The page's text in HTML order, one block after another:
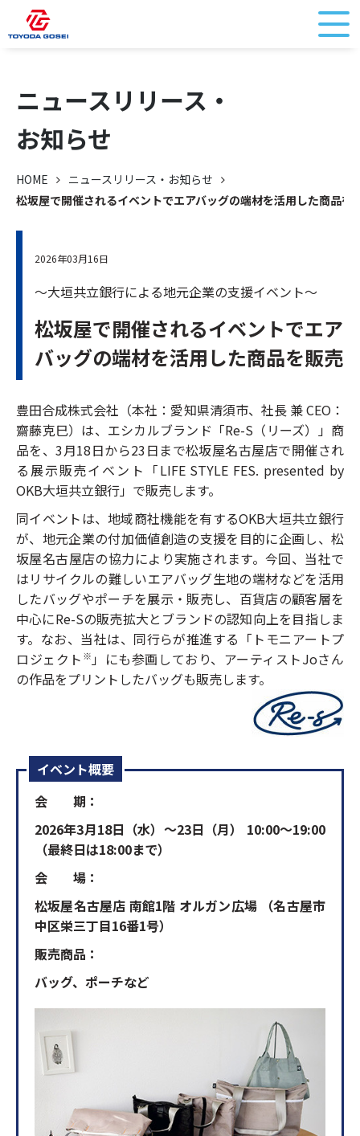
ニュースリリース・
お知らせ
HOME
ニュースリリース・お知らせ
松坂屋で開催されるイベントでエアバッグの端材を活用した商品を
2026年03月16日
～大垣共立銀行による地元企業の支援イベント～
松坂屋で開催されるイベントでエア
バッグの端材を活用した商品を販売
豊田合成株式会社（本社：愛知県清須市、社長 兼 CEO：
齋藤克巳）は、 エシカルブランド「Re-S（リーズ）」商
品を、3月18日から23日まで松坂屋名古屋店で開催され
る展示販売イベント「LIFE STYLE FES. presented by
OKB大垣共立銀行」で販売します。
同イベントは、地域商社機能を有するOKB大垣共立銀行
が、地元企業の付加価値創造の支援を目的に企画し、松
坂屋名古屋店の協力により実施されます。今回、当社で
はリサイクルの難しいエアバッグ生地の端材などを活用
したバッグやポーチを展示・販売し、百貨店の顧客層を
中心にRe-Sの販売拡大とブランドの認知向上を目指しま
す。なお、当社は、同行らが推進する「トモニアートプ
ロジェクト ※」にも参画しており、アーティストJoさん
の作品をプリントしたバッグも販売します。
イベント概要
会 期：
2026年3月18日（水）～23日（月） 10:00～19:00
（最終日は18:00まで）
会 場：
松坂屋名古屋店 南館1階 オルガン広場 （名古屋市
中区栄三丁目16番1号）
販売商品：
バッグ、ポーチなど